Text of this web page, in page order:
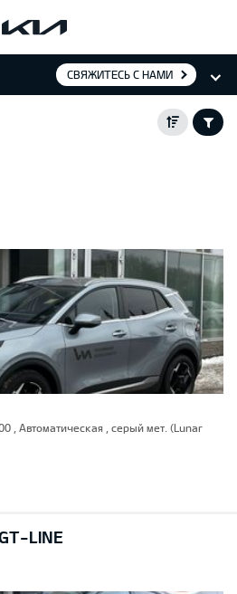
СВЯЖИТЕСЬ С НАМИ
, Автоматическая , серый мет. (Lunar
LINE